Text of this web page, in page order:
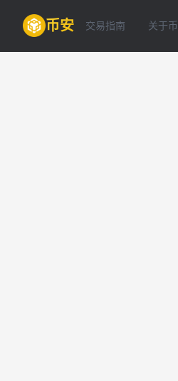
币安 交易指南 关于